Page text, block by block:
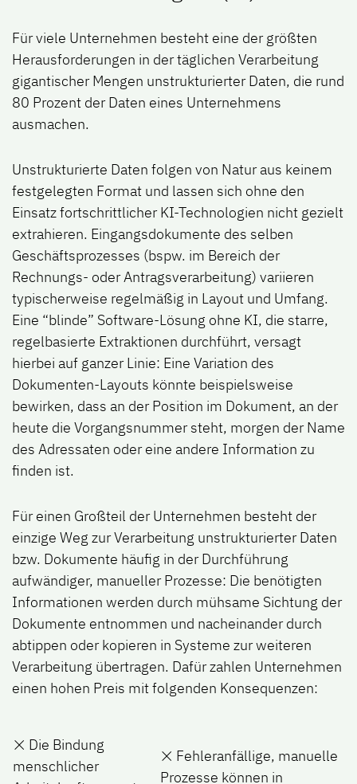
Für viele Unternehmen besteht eine der größten
Herausforderungen in der täglichen Verarbeitung
gigantischer Mengen unstrukturierter Daten, die rund
80 Prozent der Daten eines Unternehmens
ausmachen.
Unstrukturierte Daten folgen von Natur aus keinem
festgelegten Format und lassen sich ohne den
Einsatz fortschrittlicher KI-Technologien nicht gezielt
extrahieren. Eingangsdokumente des selben
Geschäftsprozesses (bspw. im Bereich der
Rechnungs- oder Antragsverarbeitung) variieren
typischerweise regelmäßig in Layout und Umfang.
Eine “blinde” Software-Lösung ohne KI, die starre,
regelbasierte Extraktionen durchführt, versagt
hierbei auf ganzer Linie: Eine Variation des
Dokumenten-Layouts könnte beispielsweise
bewirken, dass an der Position im Dokument, an der
heute die Vorgangsnummer steht, morgen der Name
des Adressaten oder eine andere Information zu
finden ist.
Für einen Großteil der Unternehmen besteht der
einzige Weg zur Verarbeitung unstrukturierter Daten
bzw. Dokumente häufig in der Durchführung
aufwändiger, manueller Prozesse: Die benötigten
Informationen werden durch mühsame Sichtung der
Dokumente entnommen und nacheinander durch
abtippen oder kopieren in Systeme zur weiteren
Verarbeitung übertragen. Dafür zahlen Unternehmen
einen hohen Preis mit folgenden Konsequenzen:
❌ Die Bindung
menschlicher
❌ Fehleranfällige, manuelle
Prozesse können in